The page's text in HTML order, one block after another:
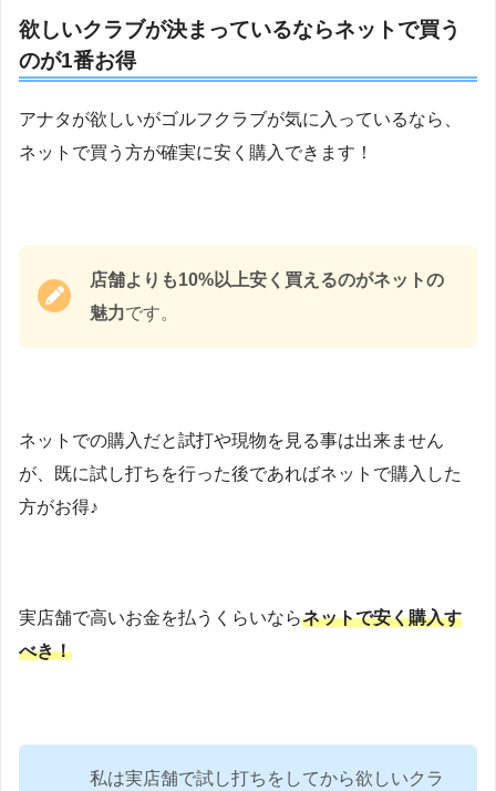
欲しいクラブが決まっているならネットで買う
のが1番お得
アナタが欲しいがゴルフクラブが気に入っているなら、
ネットで買う方が確実に安く購入できます！
店舗よりも10%以上安く買えるのがネットの
魅力です。
ネットでの購入だと試打や現物を見る事は出来ません
が、既に試し打ちを行った後であればネットで購入した
方がお得♪
実店舗で高いお金を払うくらいならネットで安く購入す
べき！
私は実店舗で試し打ちをしてから欲しいクラ